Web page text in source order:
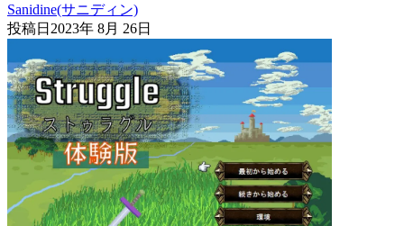
Sanidine(サニディン)
投稿日 2023年 8月 26日